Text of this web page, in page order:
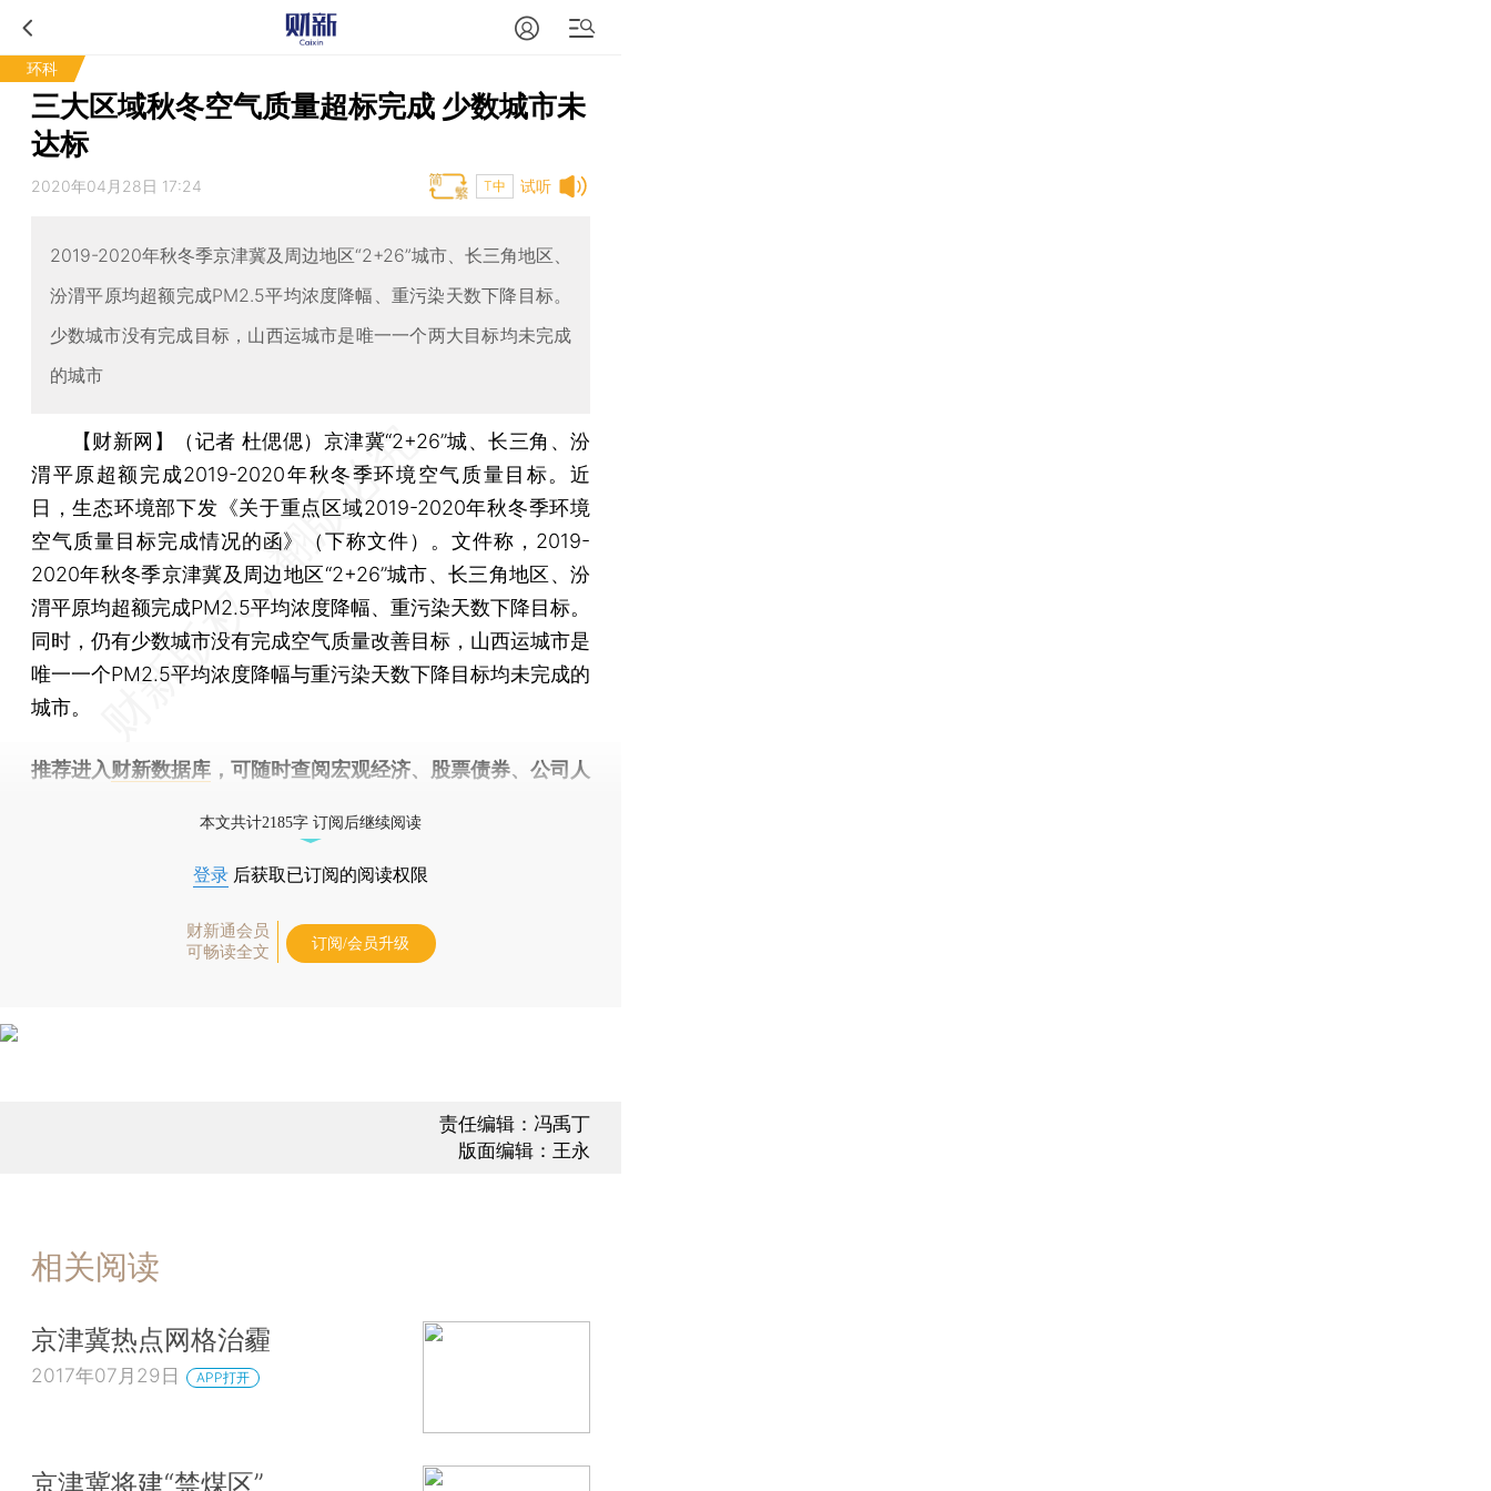
环科
三大区域秋冬空气质量超标完成 少数城市未
达标
试听
2020年04月28日 17:24 T中
2019-2020年秋冬季京津冀及周边地区“2+26”城市、长三角地区、
汾渭平原均超额完成PM2.5平均浓度降幅、重污染天数下降目标。
少数城市没有完成目标，山西运城市是唯一一个两大目标均未完成
的城市
【财新网】（记者 杜偲偲） 京津冀“2+26”城、长三角、汾
渭平原超额完成2019-2020年秋冬季环境空气质量目标。近
日，生态环境部下发《关于重点区域2019-2020年秋冬季环境
空气质量目标完成情况的函》（下称文件）。文件称，2019-
2020年秋冬季京津冀及周边地区“2+26”城市、长三角地区、汾
渭平原均超额完成PM2.5平均浓度降幅、重污染天数下降目标。
同时，仍有少数城市没有完成空气质量改善目标，山西运城市是
唯一一个PM2.5平均浓度降幅与重污染天数下降目标均未完成的
城市。
推荐进入财新数据库 ，可随时查阅宏观经济、股票债券、公司人
本文共计2185字 订阅后继续阅读
登录 后获取已订阅的阅读权限
财新通会员
可畅读全文
订阅/会员升级
责任编辑：冯禹丁
版面编辑：王永
相关阅读
京津冀热点网格治霾
2017年07月29日 APP打开
京津冀将建“禁煤区”